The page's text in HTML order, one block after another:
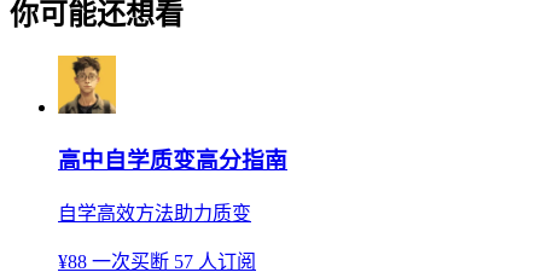
你可能还想看
高中自学质变高分指南
自学高效方法助力质变
¥88 一次买断 57 人订阅